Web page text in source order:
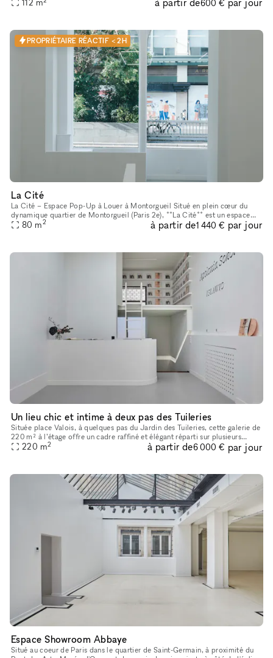
112 m 600 € par jour
PROPRIÉTAIRE RÉACTIF < 2H
La Cité
La Cité – Espace Pop-Up à Louer à Montorgueil Situé en plein cœur du
dynamique quartier de Montorgueil (Paris 2e), **La Cité** est un espace
pop-up élégant et polyvalent, idéal pour une galerie d’ar
80 m2 à partir de1 440 € par jour
Un lieu chic et intime à deux pas des Tuileries
Située place Valois, à quelques pas du Jardin des Tuileries, cette galerie de
220 m² à l’étage offre un cadre raffiné et élégant réparti sur plusieurs
pièces. Parfaitement adaptée pour des pop-up sto
220 m2 à partir de6 000 € par jour
Espace Showroom Abbaye
Situé au coeur de Paris dans le quartier de Saint-Germain, à proximité du